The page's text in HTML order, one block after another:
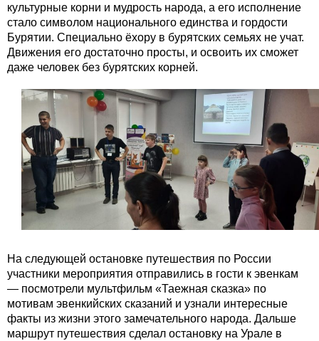
культурные корни и мудрость народа, а его исполнение
стало символом национального единства и гордости
Бурятии. Специально ёхору в бурятских семьях не учат.
Движения его достаточно просты, и освоить их сможет
даже человек без бурятских корней.
На следующей остановке путешествия по России
участники мероприятия отправились в гости к эвенкам
— посмотрели мультфильм «Таежная сказка» по
мотивам эвенкийских сказаний и узнали интересные
факты из жизни этого замечательного народа. Дальше
маршрут путешествия сделал остановку на Урале в